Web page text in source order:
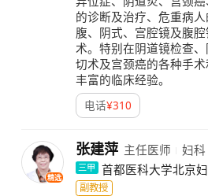
的诊断及治疗、危重病
腹、阴式、宫腔镜及腹
术。特别在阴道镜检查
切术及宫颈癌的各种手
丰富的临床经验。
电话¥310
精选
张建萍 主任医师 妇科
三甲 首都医科大学北京
副教授